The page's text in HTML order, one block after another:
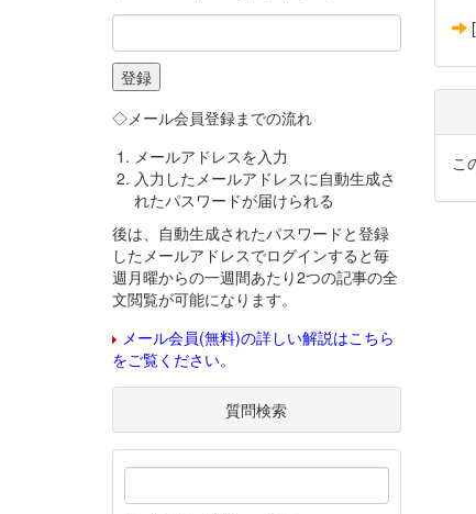
[
こ
◇メール会員登録までの流れ
メールアドレスを入力
入力したメールアドレスに自動生成さ
れたパスワードが届けられる
後は、自動生成されたパスワードと登録
したメールアドレスでログインすると毎
週月曜からの一週間あたり2つの記事の全
文閲覧が可能になります。
メール会員(無料)の詳しい解説はこちら
をご覧ください。
質問検索